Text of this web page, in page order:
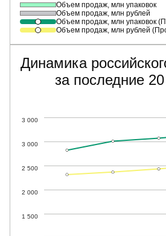
Объем продаж, млн упаковок
Объем продаж, млн рублей
Объем продаж, млн упаковок
Объем продаж, млн рублей
Динамика
за последние